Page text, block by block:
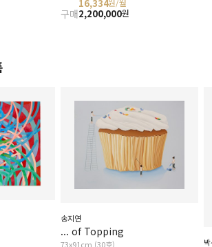
16,334원/월
구매2,200,000원
송지연
... of Topping
73x91cm (30호)